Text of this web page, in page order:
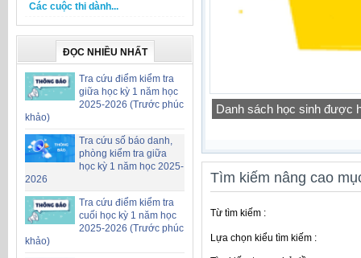
Các cuộc thi dành...
ĐỌC NHIỀU NHẤT
Tra cứu điểm kiểm tra
giữa học kỳ 1 năm học
2025-2026 (Trước phúc
khảo)
Tra cứu số báo danh,
phòng kiểm tra giữa
học kỳ 1 năm học 2025-
2026
Tra cứu điểm kiểm tra
cuối học kỳ 1 năm học
2025-2026 (Trước phúc
khảo)
Công khai chỉ tiêu biên chế
Tìm kiếm nâng cao
Từ tìm kiếm :
Lựa chọn kiểu tìm kiếm :